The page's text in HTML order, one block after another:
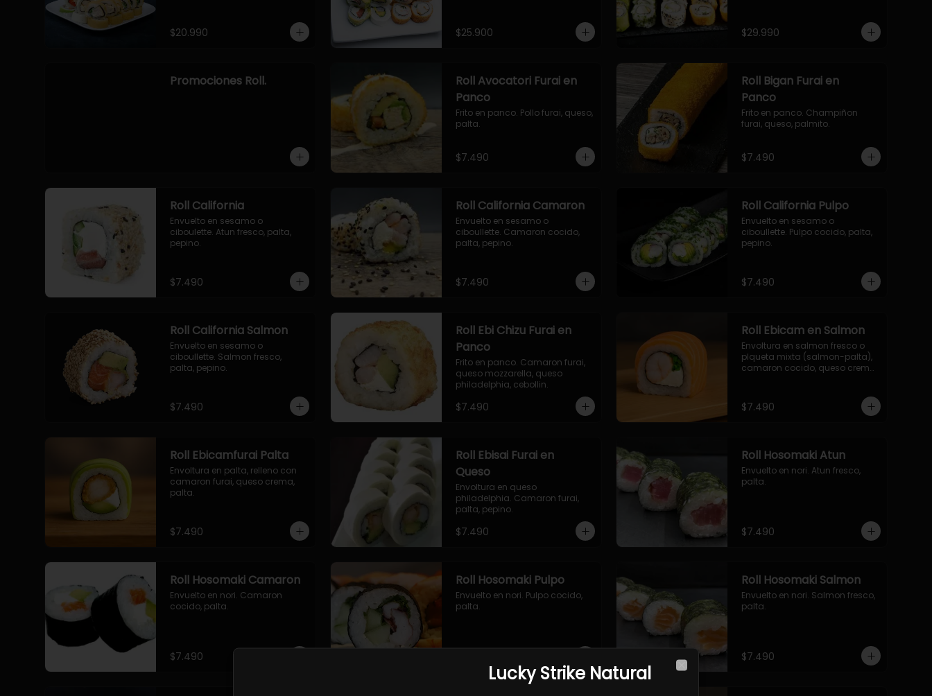
-palmito, pepino, queso,
envuelto ciboulette o sesamo.
-camaron, palta, cebollin,
$20.990
- palmito, pepino, queso,
envuelto en palta.
- pollo, queso, cebollin, envuelto
en panco.
- camaron, queso, cebollin,
envuelto en palta.
- palmito, pepino, queso,
- salmon, queso, palta, envuelto
en queso.
$25.900
- palmito, pepino, queso,
envuelto en palta.
OPCION2:
- pollo, queso, cebollin, envuelto
en panco.
- camaron, queso, cebollin,
envuelto en panco.
- salmon, queso, palta, envuelto
$29.990
Promociones Roll.
Roll Avocatori Furai en
Panco
Frito en panco. Pollo furai, queso,
palta.
$7.490
Roll Bigan Furai en
Panco
Frito en panco. Champiñon
furai, queso, palmito.
$7.490
Roll California
Envuelto en sesamo o
ciboulette. Atun fresco, palta,
pepino.
$7.490
Roll California Camaron
Envuelto en sesamo o
ciboullette. Camaron cocido,
palta, pepino.
$7.490
Roll California Pulpo
Envuelto en sesamo o
ciboullette. Pulpo cocido, palta,
pepino.
$7.490
Roll California Salmon
Envuelto en sesamo o
ciboullette. Salmon fresco,
palta, pepino.
$7.490
Roll Ebi Chizu Furai en
Panco
Frito en panco. Camaron furai,
queso mozzarella, queso
philadelphia, cebollin.
$7.490
Roll Ebicam en Salmon
Envoltura en salmon fresco o
plqueta mixta (salmon-palta),
camaron cocido, queso crema,
$7.490
Roll Ebicamfurai Palta
Envoltura en palta, relleno con
camaron furai, queso crema,
palta.
$7.490
Roll Ebisai Furai en
Queso
Envoltura en queso
philadelphia. Camaron furai,
palta, pepino.
$7.490
Roll Hosomaki Atun
Envuelto en nori. Atun fresco,
palta.
$7.490
Roll Hosomaki Camaron
Envuelto en nori. Camaron
cocido, palta.
$7.490
Roll Hosomaki Pulpo
Envuelto en nori. Pulpo cocido,
palta.
Roll Hosomaki Salmon
Envuelto en nori. Salmon fresco,
palta.
$7.490
Lucky Strike Natural